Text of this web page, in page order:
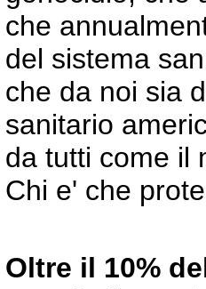
che
del sistema
che da noi sia
sanitario
da tutti come il
Chi e' che
Oltre il 10%